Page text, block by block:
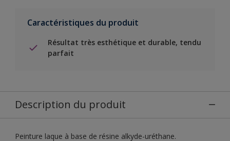
Caractéristiques du produit
Résultat très esthétique et durable, tendu
parfait
Description du produit
Peinture laque à base de résine alkyde-uréthane.